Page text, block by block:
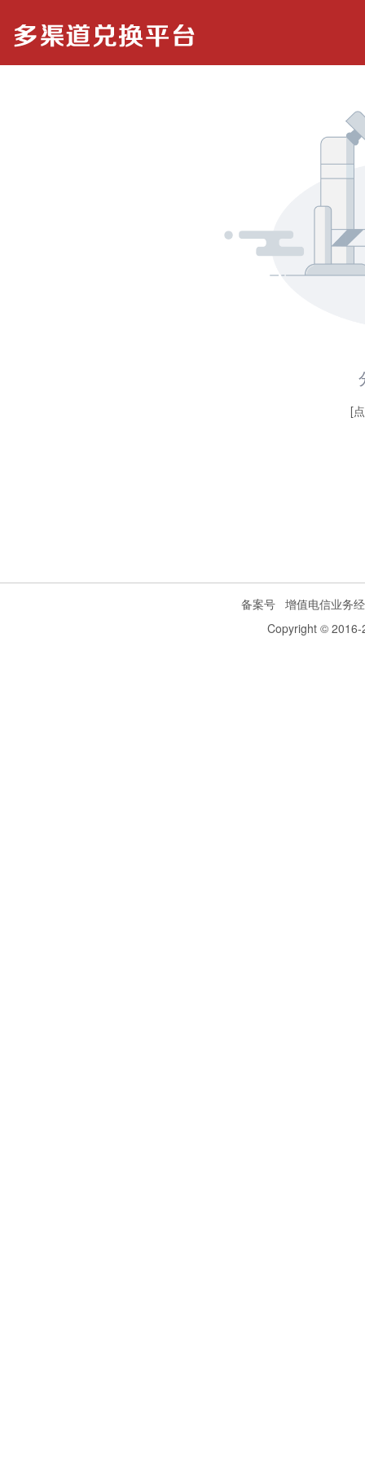
[
备案号 增值电信业务
Copyright © 2016-